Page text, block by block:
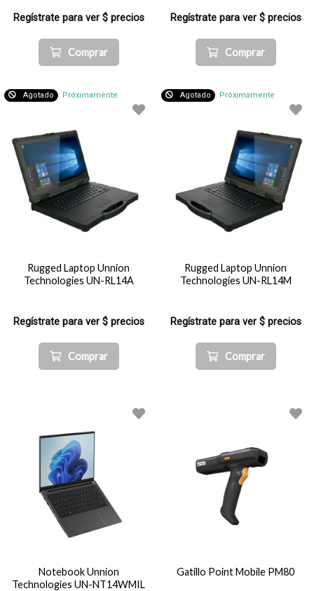
Regístrate para ver $ precios
Comprar
Regístrate para ver $ precios
Comprar
Agotado Próximamente
Rugged Laptop Unnion
Technologies UN-RL14A
Regístrate para ver $ precios
Comprar
Agotado Próximamente
Rugged Laptop Unnion
Technologies UN-RL14M
Regístrate para ver $ precios
Comprar
Notebook Unnion
Technologies UN-NT14WMIL
Gatillo Point Mobile PM80